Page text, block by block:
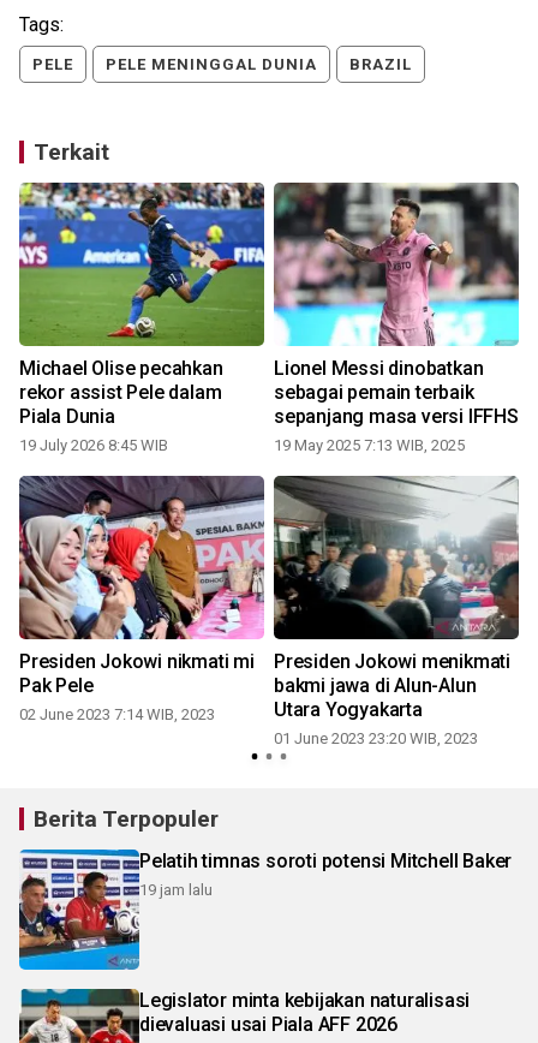
Tags:
PELE PELE MENINGGAL DUNIA BRAZIL
Terkait
Michael Olise pecahkan
rekor assist Pele dalam
Piala Dunia
19 July 2026 8:45 WIB
Lionel Messi dinobatkan
sebagai pemain terbaik
sepanjang masa versi IFFHS
19 May 2025 7:13 WIB, 2025
Presiden Jokowi nikmati mi
Pak Pele
02 June 2023 7:14 WIB, 2023
Presiden Jokowi menikmati
bakmi jawa di Alun-Alun
Utara Yogyakarta
01 June 2023 23:20 WIB, 2023
Berita Terpopuler
Pelatih timnas soroti potensi Mitchell Baker
19 jam lalu
Legislator minta kebijakan naturalisasi
dievaluasi usai Piala AFF 2026